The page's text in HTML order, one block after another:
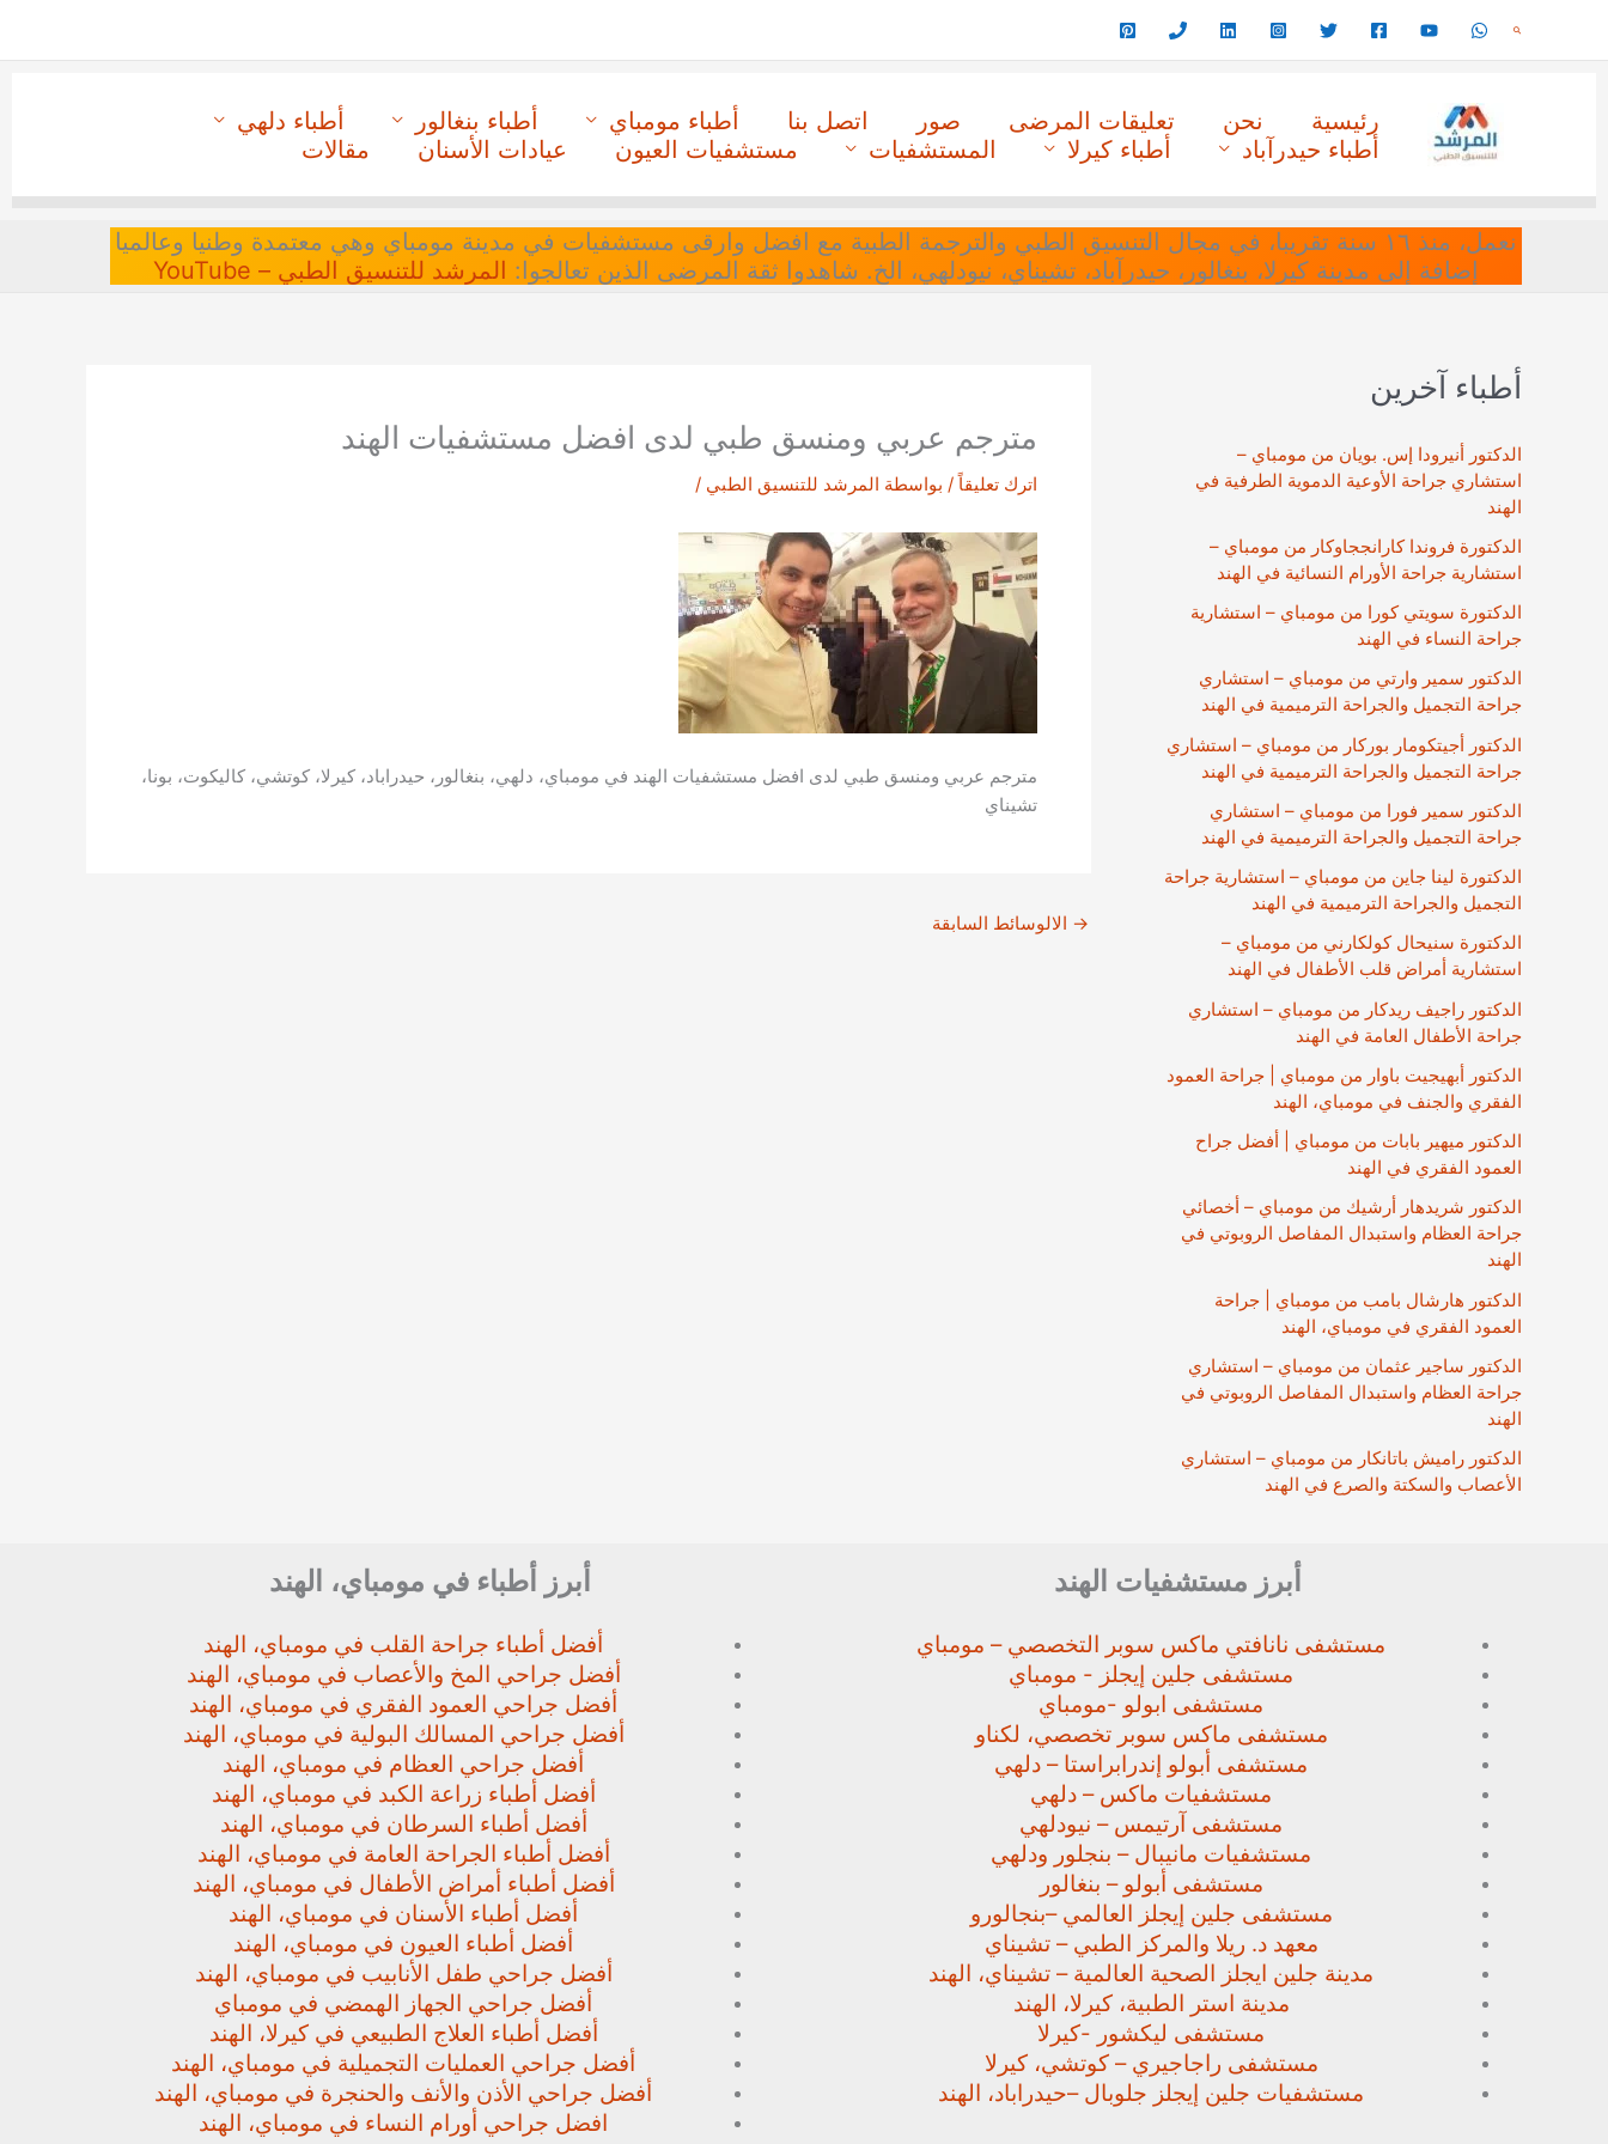
البحث
رئيسية نحن تعليقات المرضى صور اتصل بنا أطباء مومباي أطباء بنغالور
أطباء دلهي
أطباء حيدرآباد
أطباء كيرلا المستشفيات مستشفيات العيون عيادات الأسنان مقالات
نعمل، منذ ١٦ سنة تقريبا، في مجال التنسيق الطبي والترجمة الطبية مع افضل وارقى مستشفيات في مدينة مومباي وهي معتمدة وطنيا وعالميا
إضافة إلى مدينة كيرلا، بنغالور، حيدرآباد، تشيناي، نيودلهي، الخ. شاهدوا ثقة المرضى الذين تعالجوا: المرشد للتنسيق الطبي – YouTube
أطباء آخرين
الدكتور أنيرودا إس. بويان من مومباي –
استشاري جراحة الأوعية الدموية الطرفية في
الهند
الدكتورة فروندا كارانججاوكار من مومباي –
استشارية جراحة الأورام النسائية في الهند
الدكتورة سويتي كورا من مومباي – استشارية
جراحة النساء في الهند
الدكتور سمير وارتي من مومباي – استشاري
جراحة التجميل والجراحة الترميمية في الهند
الدكتور أجيتكومار بوركار من مومباي – استشاري
جراحة التجميل والجراحة الترميمية في الهند
الدكتور سمير فورا من مومباي – استشاري
جراحة التجميل والجراحة الترميمية في الهند
الدكتورة لينا جاين من مومباي – استشارية جراحة
التجميل والجراحة الترميمية في الهند
الدكتورة سنيحال كولكارني من مومباي –
استشارية أمراض قلب الأطفال في الهند
الدكتور راجيف ريدكار من مومباي – استشاري
جراحة الأطفال العامة في الهند
الدكتور أبهيجيت باوار من مومباي | جراحة العمود
الفقري والجنف في مومباي، الهند
الدكتور ميهير بابات من مومباي | أفضل جراح
العمود الفقري في الهند
الدكتور شريدهار أرشيك من مومباي – أخصائي
جراحة العظام واستبدال المفاصل الروبوتي في
الهند
الدكتور هارشال بامب من مومباي | جراحة
العمود الفقري في مومباي، الهند
الدكتور ساجير عثمان من مومباي – استشاري
جراحة العظام واستبدال المفاصل الروبوتي في
الهند
الدكتور راميش باتانكار من مومباي – استشاري
الأعصاب والسكتة والصرع في الهند
مترجم عربي ومنسق طبي لدى افضل مستشفيات الهند
اترك تعليقاً / بواسطة المرشد للتنسيق الطبي /
مترجم عربي ومنسق طبي لدى افضل مستشفيات الهند في مومباي، دلهي، بنغالور، حيدراباد، كيرلا، كوتشي، كاليكوت، بونا،
تشيناي
→ الالوسائط السابقة
أبرز مستشفيات الهند
مستشفى نانافتي ماكس سوبر التخصصي – مومباي
مستشفى جلين إيجلز - مومباي
مستشفى ابولو -مومباي
مستشفى ماكس سوبر تخصصي، لكناو
مستشفى أبولو إندرابراستا – دلهي
مستشفيات ماكس – دلهي
مستشفى آرتيمس – نيودلهي
مستشفيات مانيبال – بنجلور ودلهي
مستشفى أبولو – بنغالور
مستشفى جلين إيجلز العالمي –بنجالورو
معهد د. ريلا والمركز الطبي – تشيناي
مدينة جلين ايجلز الصحية العالمية – تشيناي، الهند
مدينة استر الطبية، كيرلا، الهند
مستشفى ليكشور -كيرلا
مستشفى راجاجيري – كوتشي، كيرلا
مستشفيات جلين إيجلز جلوبال –حيدراباد، الهند
أبرز أطباء في مومباي، الهند
أفضل أطباء جراحة القلب في مومباي، الهند
أفضل جراحي المخ والأعصاب في مومباي، الهند
أفضل جراحي العمود الفقري في مومباي، الهند
أفضل جراحي المسالك البولية في مومباي، الهند
أفضل جراحي العظام في مومباي، الهند
أفضل أطباء زراعة الكبد في مومباي، الهند
أفضل أطباء السرطان في مومباي، الهند
أفضل أطباء الجراحة العامة في مومباي، الهند
أفضل أطباء أمراض الأطفال في مومباي، الهند
أفضل أطباء الأسنان في مومباي، الهند
أفضل أطباء العيون في مومباي، الهند
أفضل جراحي طفل الأنابيب في مومباي، الهند
أفضل جراحي الجهاز الهمضي في مومباي
أفضل أطباء العلاج الطبيعي في كيرلا، الهند
أفضل جراحي العمليات التجميلية في مومباي، الهند
أفضل جراحي الأذن والأنف والحنجرة في مومباي، الهند
افضل جراحي أورام النساء في مومباي، الهند